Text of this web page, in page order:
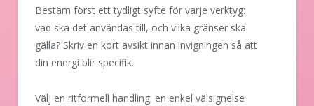
Bestäm först ett tydligt syfte för varje verktyg:
vad ska det användas till, och vilka gränser ska
gälla? Skriv en kort avsikt innan invigningen så att
din energi blir specifik.
Välj en ritformell handling: en enkel välsignelse